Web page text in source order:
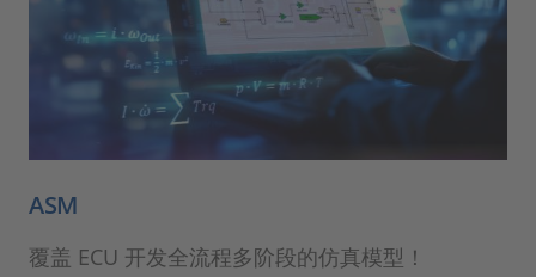
ASM
覆盖 ECU 开发全流程多阶段的仿真模型！